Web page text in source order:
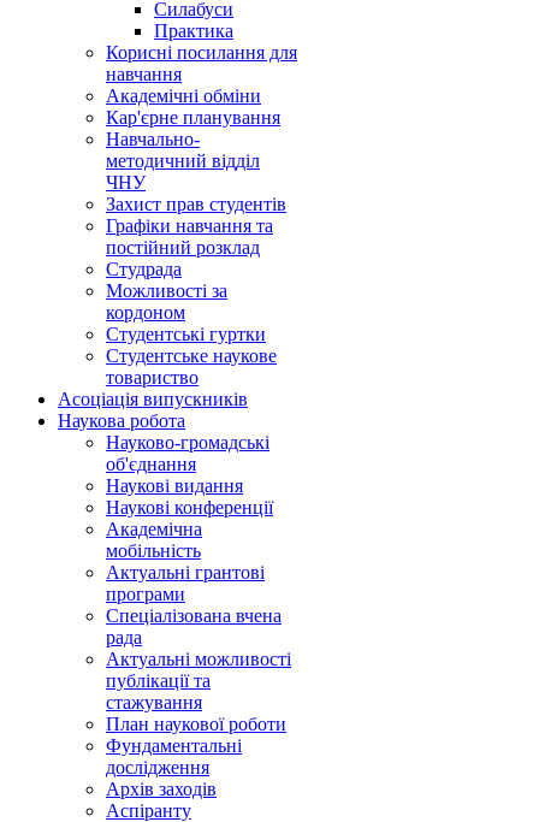
Силабуси
Практика
Корисні посилання для
навчання
Академічні обміни
Кар'єрне планування
Навчально-
методичний відділ
ЧНУ
Захист прав студентів
Графіки навчання та
постійний розклад
Студрада
Можливості за
кордоном
Студентські гуртки
Студентське наукове
товариство
Асоціація випускників
Наукова робота
Науково-громадські
об'єднання
Наукові видання
Наукові конференції
Академічна
мобільність
Актуальні грантові
програми
Спеціалізована вчена
рада
Актуальні можливості
публікації та
стажування
План наукової роботи
Фундаментальні
дослідження
Архів заходів
Аспіранту